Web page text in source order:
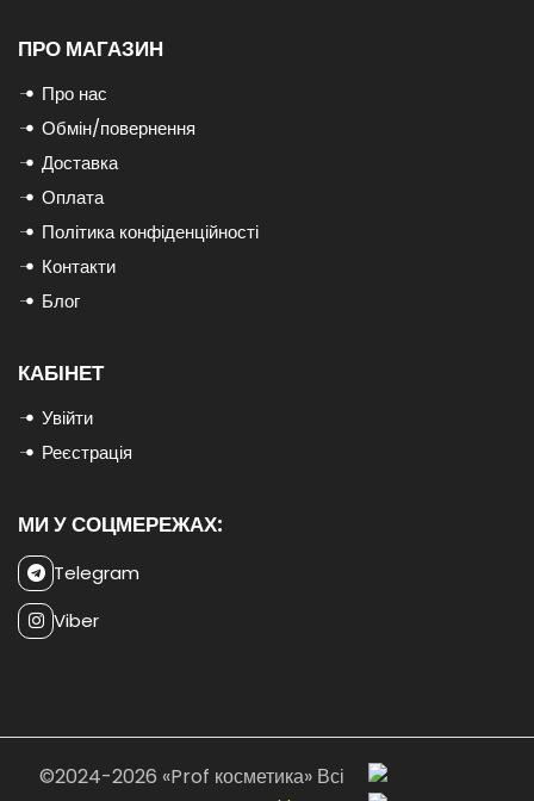
ПРО МАГАЗИН
Про нас
Обмін/повернення
Доставка
Оплата
Політика конфіденційності
Контакти
Блог
КАБІНЕТ
Увійти
Реєстрація
МИ У СОЦМЕРЕЖАХ:
Telegram
Viber
©2024-2026 «Prof косметика» Всі